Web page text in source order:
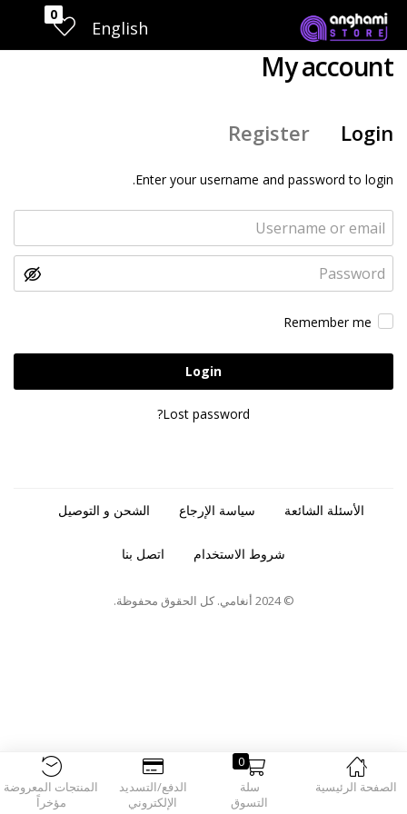
الصفحة الرئيسية
0
سلة
التسوق
الدفع/التسديد
الإلكتروني
المنتجات المعروضة
مؤخراً
English
0
My account
Login
Register
Enter your username and password to login.
Remember me
Login
Lost password?
الأسئلة الشائعة سياسة الإرجاع الشحن و التوصيل
شروط الاستخدام اتصل بنا
© 2024 أنغامي. كل الحقوق محفوظة.